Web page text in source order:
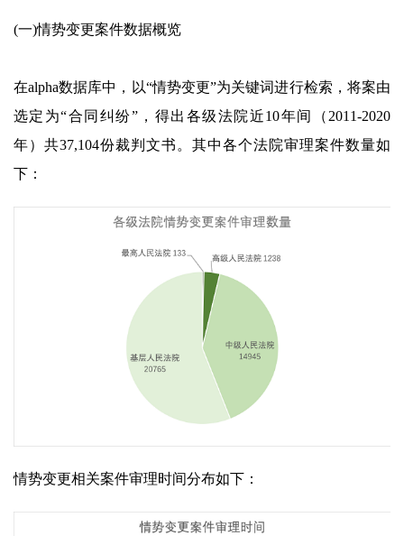
(一)情势变更案件数据概览
在alpha数据库中，以“情势变更”为关键词进行检索，将案由
选定为“合同纠纷”，得出各级法院近10年间（2011-2020
年）共37,104份裁判文书。其中各个法院审理案件数量如
下：
情势变更相关案件审理时间分布如下：